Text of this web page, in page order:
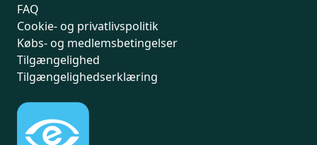
FAQ
Cookie- og privatlivspolitik
Købs- og medlemsbetingelser
Tilgængelighed
Tilgængelighedserklæring